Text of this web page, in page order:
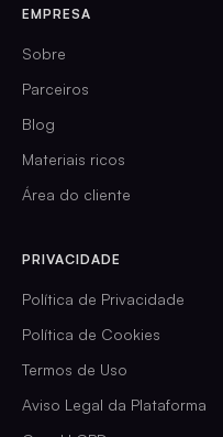
EMPRESA
Sobre
Parceiros
Blog
Materiais ricos
Área do cliente
PRIVACIDADE
Política de Privacidade
Política de Cookies
Termos de Uso
Aviso Legal da Plataforma